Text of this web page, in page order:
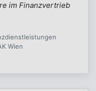
im Finanzvertrieb
Wien